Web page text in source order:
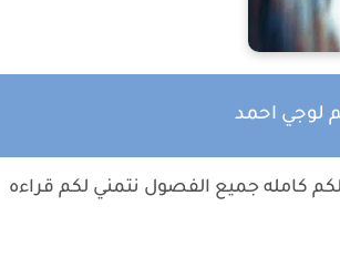
لوجي احمد
كامله جميع الفصول نتمني لكم قراءه